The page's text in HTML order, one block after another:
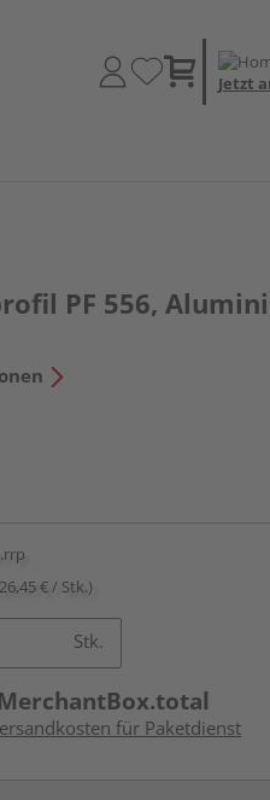
Jetzt
PF 556,
€ / Stk.)
Stk.
für Paketdienst